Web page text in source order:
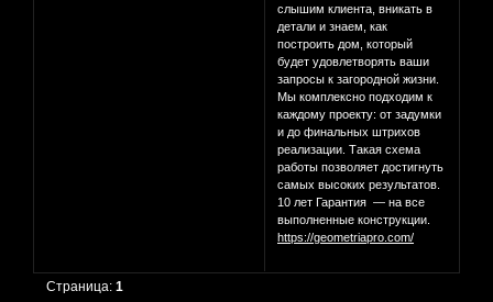
слышим клиента, вникать в
детали и знаем, как
построить дом, который
будет удовлетворять ваши
запросы к загородной жизни.
Мы комплексно подходим к
каждому проекту: от задумки
и до финальных штрихов
реализации. Такая схема
работы позволяет достигнуть
самых высоких результатов.
10 лет Гарантия — на все
выполненные конструкции.
https://geometriapro.com/
Страница:1